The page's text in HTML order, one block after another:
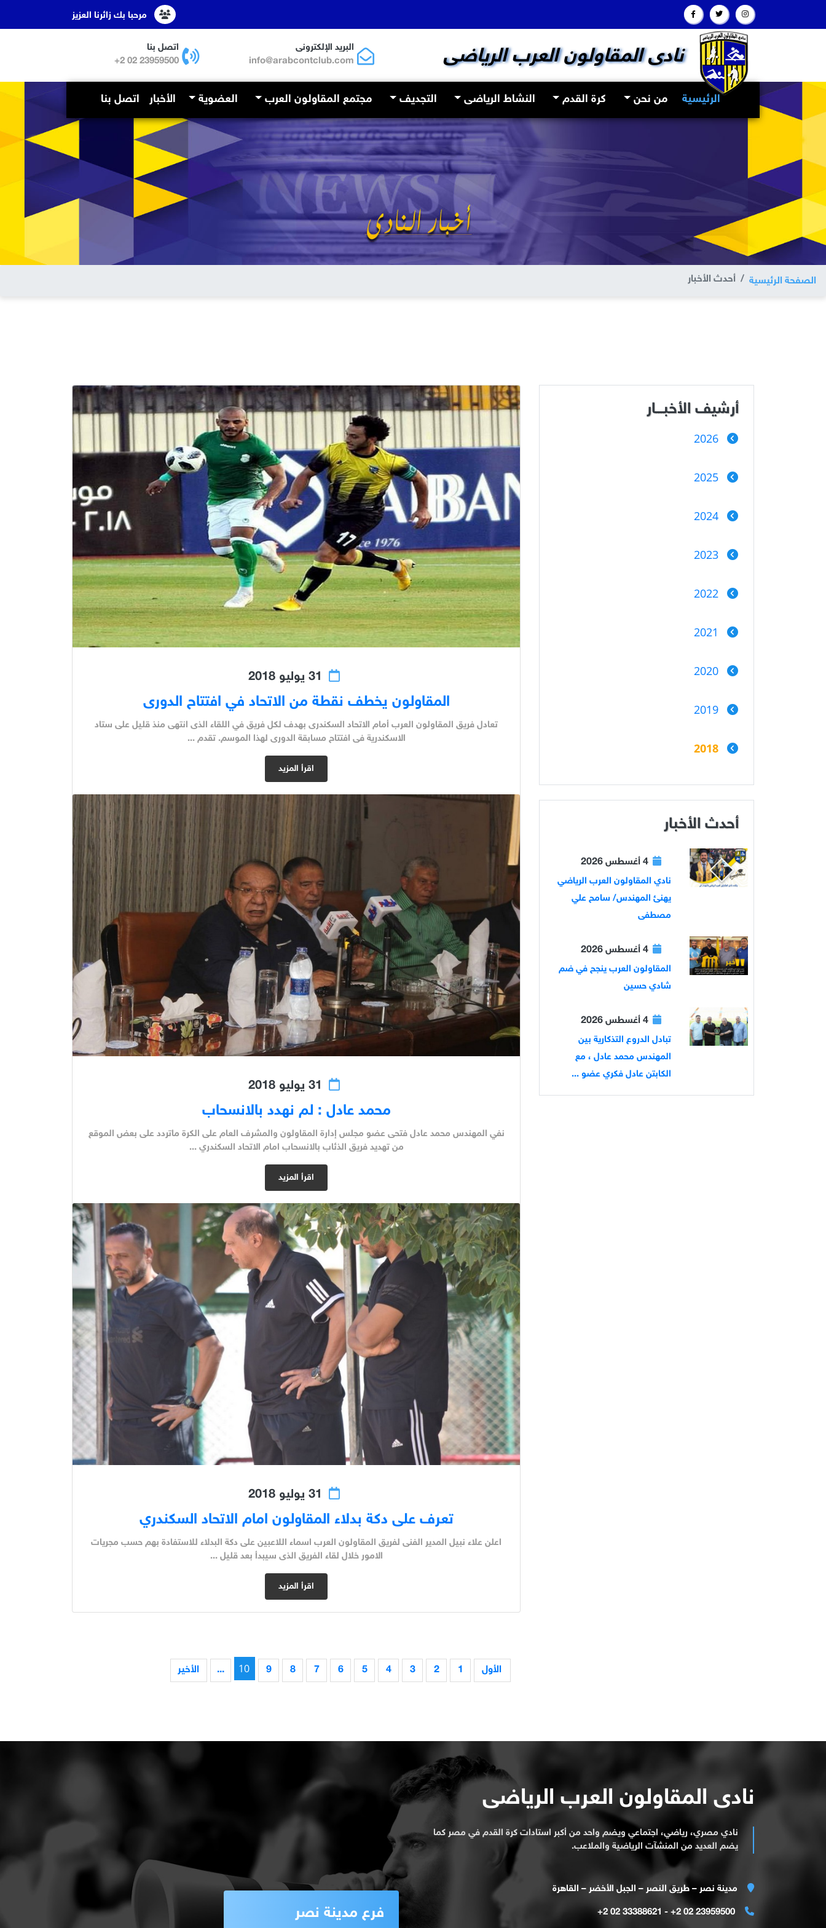
نادى المقاولون العرب الرياضى
البريد الإلكترونى
info@arabcontclub.com
اتصل بنا
23959500 02 2+
الرئيسية
(current) من نحن كرة القدم النشاط الرياضى التجديف مجتمع المقاولون العرب العضوية الأخبار اتصل بنا
الصفحة الرئيسية أحدث الأخبار
المقاولون يخطف نقطة من الاتحاد في افتتاح الدورى
تعادل فريق المقاولون العرب أمام الاتحاد السكندرى بهدف لكل فريق في اللقاء الذى انتهى منذ قليل على ستاد
الاسكندرية فى افتتاح مسابقة الدورى لهذا الموسم. تقدم ...
اقرأ المزيد
محمد عادل : لم نهدد بالانسحاب
نفي المهندس محمد عادل فتحى عضو مجلس إدارة المقاولون والمشرف العام على الكرة ماتردد على بعض الموقع
من تهديد فريق الذئاب بالانسحاب امام الاتحاد السكندري ...
اقرأ المزيد
تعرف على دكة بدلاء المقاولون امام الاتحاد السكندري
اعلن علاء نبيل المدير الفنى لفريق المقاولون العرب اسماء اللاعبين على دكة البدلاء للاستفادة بهم حسب مجريات
الامور خلال لقاء الفريق الذى سيبدأ بعد قليل ...
اقرأ المزيد
الأول 1
2
3
4
5
6
7
8
9
10
... الأخير
أرشيف الأخبـــار
2026
2025
2024
2023
2022
2021
2020
2019
2018
أحدث الأخبار
نادي المقاولون العرب الرياضي
يهنئ المهندس/ سامح علي
مصطفى
المقاولون العرب ينجح في ضم
شادي حسين
تبادل الدروع التذكارية بين
المهندس محمد عادل ، مع
الكابتن عادل فكري عضو ...
فرع مدينة نصر
نادى المقاولون العرب الرياضى
نادي مصري، رياضي، اجتماعي ويضم واحد من أكبر استادات كرة القدم في مصر كما
يضم العديد من المنشآت الرياضية والملاعب.
مدينة نصر – طريق النصر – الجبل الأخضر – القاهرة
23959500 02 2+ - 33388621 02 2+